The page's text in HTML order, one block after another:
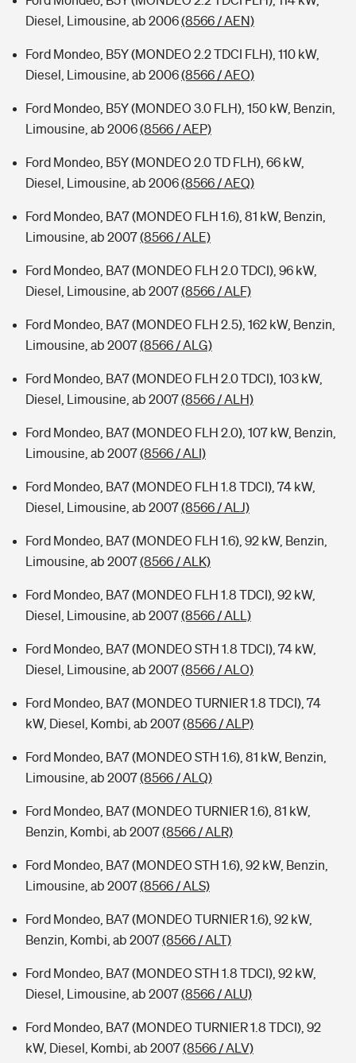
Diesel, Limousine, ab 2006(8566 / AEN)
Ford Mondeo, B5Y (MONDEO 2.2 TDCI FLH), 110 kW,
Diesel, Limousine, ab 2006(8566 / AEO)
Ford Mondeo, B5Y (MONDEO 3.0 FLH), 150 kW, Benzin,
Limousine, ab 2006(8566 / AEP)
Ford Mondeo, B5Y (MONDEO 2.0 TD FLH), 66 kW,
Diesel, Limousine, ab 2006(8566 / AEQ)
Ford Mondeo, BA7 (MONDEO FLH 1.6), 81 kW, Benzin,
Limousine, ab 2007(8566 / ALE)
Ford Mondeo, BA7 (MONDEO FLH 2.0 TDCI), 96 kW,
Diesel, Limousine, ab 2007(8566 / ALF)
Ford Mondeo, BA7 (MONDEO FLH 2.5), 162 kW, Benzin,
Limousine, ab 2007(8566 / ALG)
Ford Mondeo, BA7 (MONDEO FLH 2.0 TDCI), 103 kW,
Diesel, Limousine, ab 2007(8566 / ALH)
Ford Mondeo, BA7 (MONDEO FLH 2.0), 107 kW, Benzin,
Limousine, ab 2007(8566 / ALI)
Ford Mondeo, BA7 (MONDEO FLH 1.8 TDCI), 74 kW,
Diesel, Limousine, ab 2007(8566 / ALJ)
Ford Mondeo, BA7 (MONDEO FLH 1.6), 92 kW, Benzin,
Limousine, ab 2007(8566 / ALK)
Ford Mondeo, BA7 (MONDEO FLH 1.8 TDCI), 92 kW,
Diesel, Limousine, ab 2007(8566 / ALL)
Ford Mondeo, BA7 (MONDEO STH 1.8 TDCI), 74 kW,
Diesel, Limousine, ab 2007(8566 / ALO)
Ford Mondeo, BA7 (MONDEO TURNIER 1.8 TDCI), 74
kW, Diesel, Kombi, ab 2007(8566 / ALP)
Ford Mondeo, BA7 (MONDEO STH 1.6), 81 kW, Benzin,
Limousine, ab 2007(8566 / ALQ)
Ford Mondeo, BA7 (MONDEO TURNIER 1.6), 81 kW,
Benzin, Kombi, ab 2007(8566 / ALR)
Ford Mondeo, BA7 (MONDEO STH 1.6), 92 kW, Benzin,
Limousine, ab 2007(8566 / ALS)
Ford Mondeo, BA7 (MONDEO TURNIER 1.6), 92 kW,
Benzin, Kombi, ab 2007(8566 / ALT)
Ford Mondeo, BA7 (MONDEO STH 1.8 TDCI), 92 kW,
Diesel, Limousine, ab 2007(8566 / ALU)
Ford Mondeo, BA7 (MONDEO TURNIER 1.8 TDCI), 92
kW, Diesel, Kombi, ab 2007(8566 / ALV)